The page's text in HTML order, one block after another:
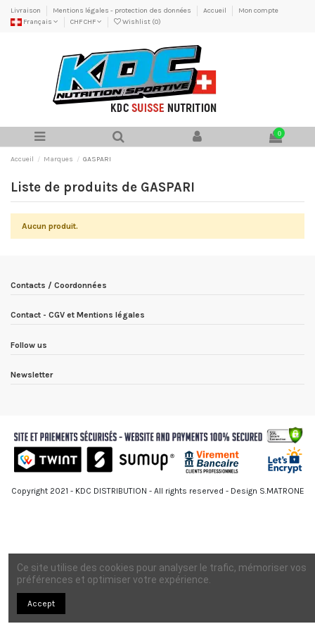
Livraison Mentions légales - protection des données Accueil
Mon compte
Français
CHF CHF Wishlist (0)
0
Accueil Marques GASPARI
Liste de produits de GASPARI
Aucun produit.
Contacts / Coordonnées
Contact - CGV et Mentions légales
Follow us
Newsletter
Copyright 2021 - KDC DISTRIBUTION - All rights reserved - Design S.MATRONE
Ce site utilise des cookies pour analyser le trafic, mémoriser vos
préférences et optimiser votre expérience.
Accept